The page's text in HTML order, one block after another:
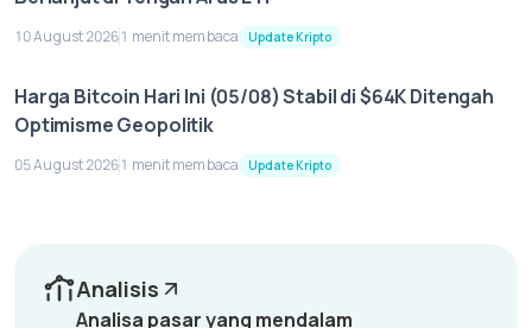
10 August 20261 menit membaca Update Kripto
Harga Bitcoin Hari Ini (05/08) Stabil di $64K Ditengah
Optimisme Geopolitik
05 August 20261 menit membaca Update Kripto
Analisis
Analisa pasar yang mendalam